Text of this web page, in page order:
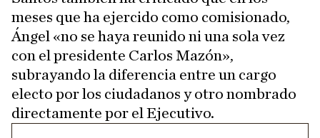
meses que ha ejercido como comisionado,
Ángel «no se haya reunido ni una sola vez
con el presidente Carlos Mazón»,
subrayando la diferencia entre un cargo
electo por los ciudadanos y otro nombrado
directamente por el Ejecutivo.